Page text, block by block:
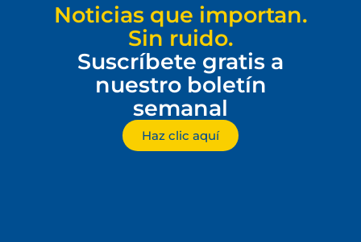
Noticias que importan.
Sin ruido.
Suscríbete gratis a
nuestro boletín
semanal
Haz clic aquí